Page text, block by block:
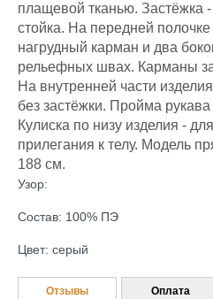
плащевой тканью. Застёжка
стойка. На передней
нагрудный карман и два
рельефных швах. Карманы
На внутренней части
без застёжки. Пройма
Кулиска по низу изделия -
прилегания к телу. Модель
188 см.
Узор:
Состав: 100% ПЭ
Цвет: серый
Отзывы Оплата